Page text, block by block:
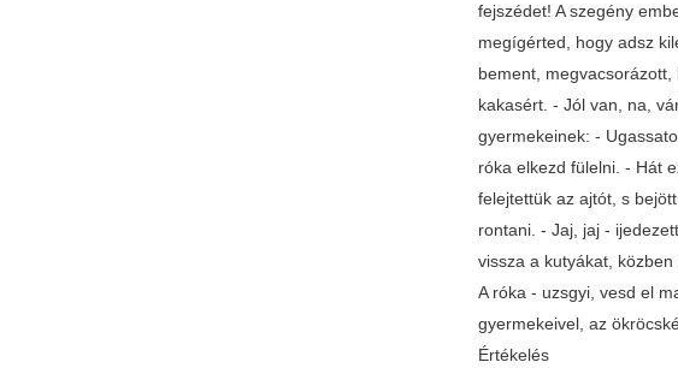
fejszédet! A szegény
megígérted, hogy adsz
bement,
kakasért. - Jól van, na,
gyermekeinek: -
róka elkezd fülelni. - Hát
felejtettük az ajtót, s
rontani. - Jaj, jaj -
vissza a kutyákat,
A róka - uzsgyi, vesd el
gyermekeivel, az
Értékelés